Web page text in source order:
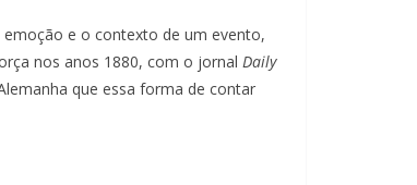
e o contexto de um evento,
nos anos 1880, com o jornal Daily
que essa forma de contar